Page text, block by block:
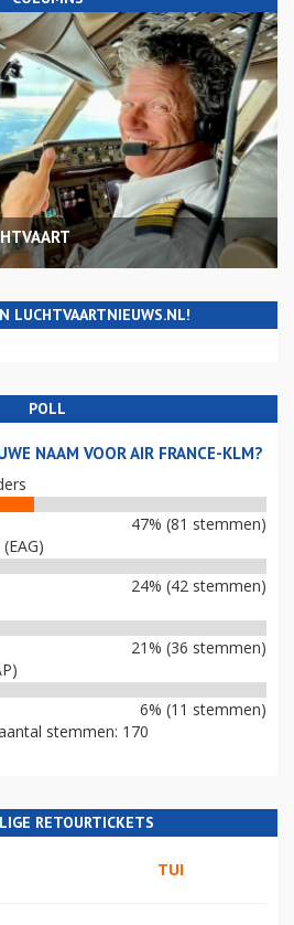
LUCHTVAARTNIEUWS.NL!
POLL
NAAM VOOR AIR FRANCE-KLM?
47% (81 stemmen)
24% (42 stemmen)
21% (36 stemmen)
6% (11 stemmen)
stemmen: 170
RETOURTICKETS
TUI